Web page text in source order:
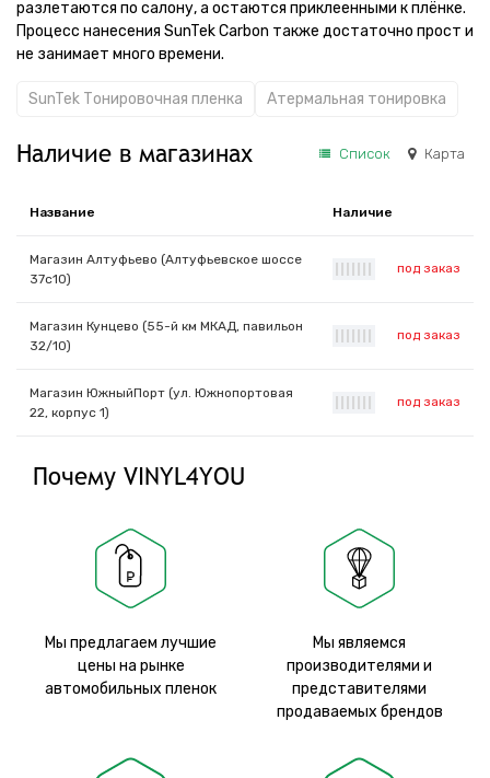
разлетаются по салону, а остаются приклеенными к плёнке.
Процесс нанесения SunTek Carbon также достаточно прост и
не занимает много времени.
SunTek Тонировочная пленка Атермальная тонировка
Наличие в магазинах Список Карта
Название Наличие
Магазин Алтуфьево (Алтуфьевское шоссе
37с10)
под заказ
Магазин Кунцево (55-й км МКАД, павильон
32/10)
под заказ
Магазин ЮжныйПорт (ул. Южнопортовая
22, корпус 1)
под заказ
Почему VINYL4YOU
Мы предлагаем лучшие
цены на рынке
автомобильных пленок
Мы являемся
производителями и
представителями
продаваемых брендов